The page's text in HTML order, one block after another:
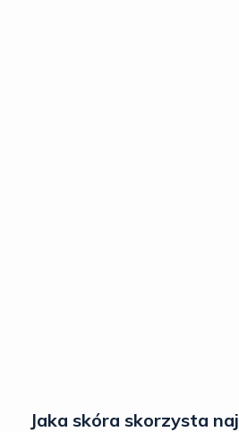
Jaka skóra skorzysta